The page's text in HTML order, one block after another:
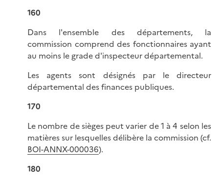
160
Dans l'ensemble des départements, la
commission comprend des fonctionnaires ayant
au moins le grade d'inspecteur départemental.
Les agents sont désignés par le directeur
départemental des finances publiques.
170
Le nombre de sièges peut varier de 1 à 4 selon les
matières sur lesquelles délibère la commission (cf.
BOI-ANNX-000036).
180